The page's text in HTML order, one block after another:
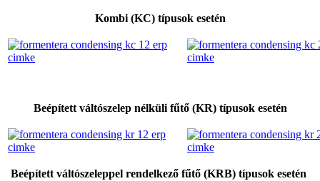
Kombi (KC) típusok esetén
Beépített váltószelep nélküli fűtő (KR) típusok esetén
Beépített váltószeleppel rendelkező fűtő (KRB) típusok esetén